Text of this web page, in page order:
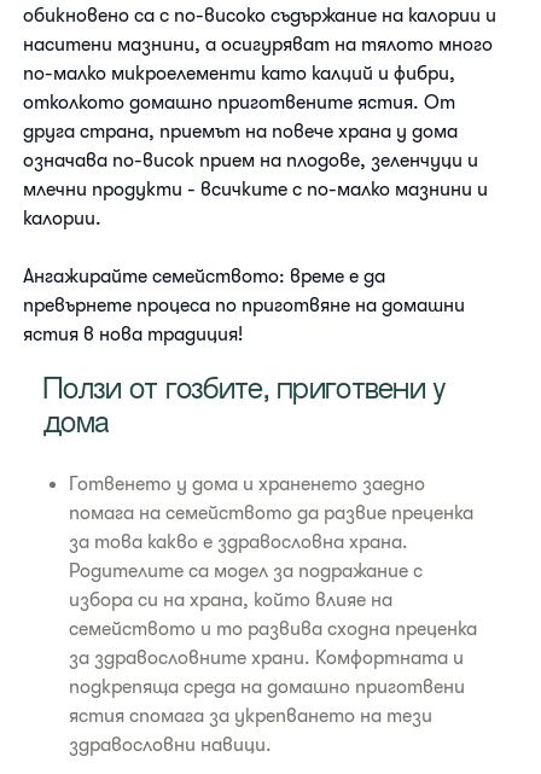
обикновено са с по-високо съдържание на калории и
наситени мазнини, а осигуряват на тялото много
по-малко микроелементи като калций и фибри,
отколкото домашно приготвените ястия. От
друга страна, приемът на повече храна у дома
означава по-висок прием на плодове, зеленчуци и
млечни продукти - всичките с по-малко мазнини и
калории.
Ангажирайте семейството: време е да
превърнете процеса по приготвяне на домашни
ястия в нова традиция!
Ползи от гозбите, приготвени у
дома
Готвенето у дома и храненето заедно
помага на семейството да развие преценка
за това какво е здравословна храна.
Родителите са модел за подражание с
избора си на храна, който влияе на
семейството и то развива сходна преценка
за здравословните храни. Комфортната и
подкрепяща среда на домашно приготвени
ястия спомага за укрепването на тези
здравословни навици.